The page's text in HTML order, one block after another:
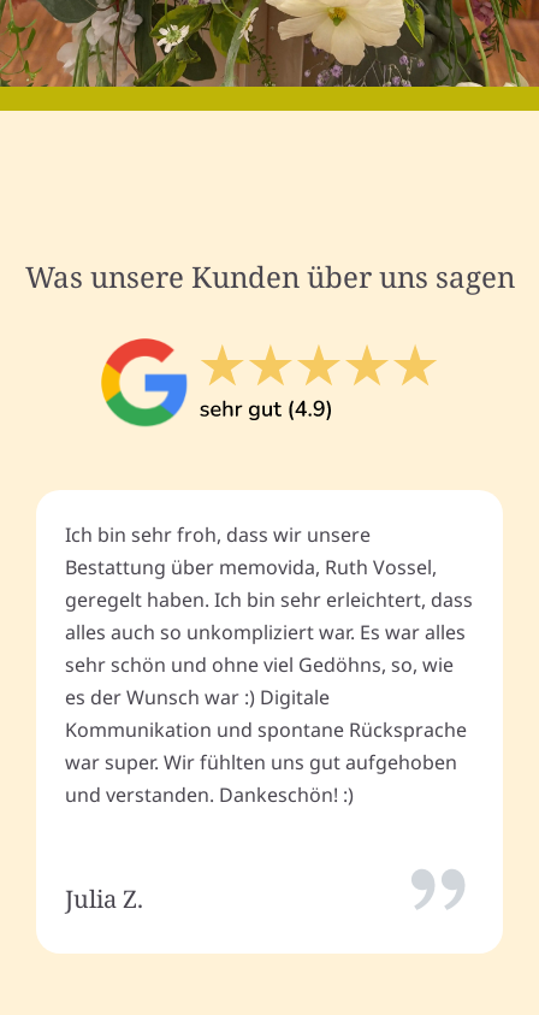
Was unsere Kunden über uns sagen
Ich bin sehr froh, dass wir unsere
Bestattung über memovida, Ruth Vossel,
geregelt haben. Ich bin sehr erleichtert, dass
alles auch so unkompliziert war. Es war alles
sehr schön und ohne viel Gedöhns, so, wie
es der Wunsch war :) Digitale
Kommunikation und spontane Rücksprache
war super. Wir fühlten uns gut aufgehoben
und verstanden. Dankeschön! :)
Julia Z.